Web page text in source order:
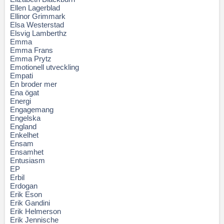
Ellen Lagerblad
Ellinor Grimmark
Elsa Westerstad
Elsvig Lamberthz
Emma
Emma Frans
Emma Prytz
Emotionell utveckling
Empati
En broder mer
Ena ögat
Energi
Engagemang
Engelska
England
Enkelhet
Ensam
Ensamhet
Entusiasm
EP
Erbil
Erdogan
Erik Eson
Erik Gandini
Erik Helmerson
Erik Jennische